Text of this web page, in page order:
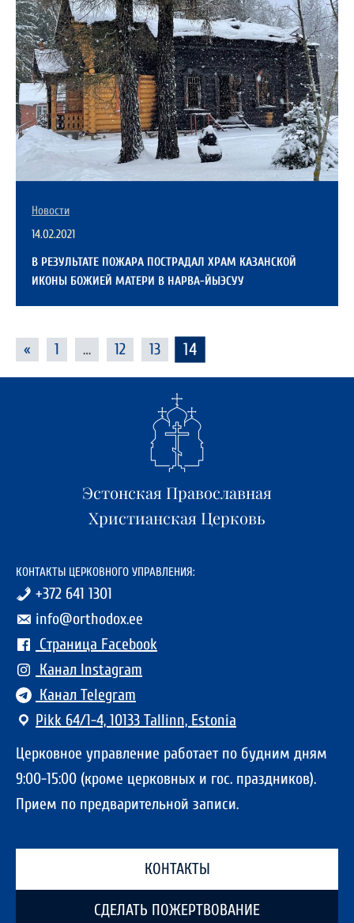
Новости
14.02.2021
В РЕЗУЛЬТАТЕ ПОЖАРА ПОСТРАДАЛ ХРАМ КАЗАНСКОЙ
ИКОНЫ БОЖИЕЙ МАТЕРИ В НАРВА-ЙЫЭСУУ
« 1 … 12 13 14
Эстонская Православная
Христианская Церковь
КОНТАКТЫ ЦЕРКОВНОГО УПРАВЛЕНИЯ:
+372 641 1301
info@orthodox.ee
Страница Facebook
Канал Instagram
Канал Telegram
Pikk 64/1-4, 10133 Tallinn, Estonia
Церковное управление работает по будним дням
9:00-15:00 (кроме церковных и гос. праздников).
Прием по предварительной записи.
КОНТАКТЫ
СДЕЛАТЬ ПОЖЕРТВОВАНИЕ